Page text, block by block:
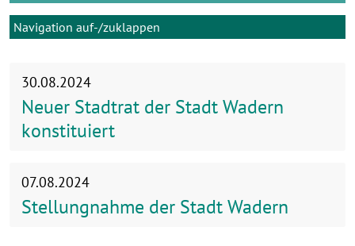
Navigation auf-/zuklappen
30.08.2024
Neuer Stadtrat der Stadt Wadern
konstituiert
07.08.2024
Stellungnahme der Stadt Wadern